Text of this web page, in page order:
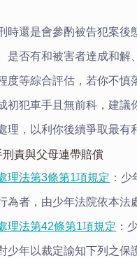
時還是會參酌被告犯案後
是否有和被害者達成和解
度等綜合評估，若你不慎
初犯車手且無前科，建議
理，以利你後續爭取最有
責與父母連帶賠償
理法第3條第1項規定 ：少
為者，由少年法院依本法
理法第42條第1項規定 ：
少年以裁定諭知下列之保